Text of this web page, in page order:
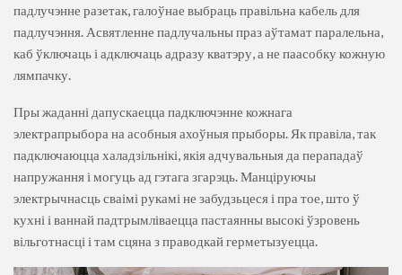
падлучэнне разетак, галоўнае выбраць правільна кабель для
падлучэння. Асвятленне падлучальны праз аўтамат паралельна,
каб ўключаць і адключаць адразу кватэру, а не паасобку кожную
лямпачку.
Пры жаданні дапускаецца падключэнне кожнага
электрапрыбора на асобныя ахоўныя прыборы. Як правіла, так
падключаюцца халадзільнікі, якія адчувальныя да перападаў
напружання і могуць ад гэтага згарэць. Манціруючы
электрычнасць сваімі рукамі не забудзьцеся і пра тое, што ў
кухні і ваннай падтрымліваецца пастаянны высокі ўзровень
вільготнасці і там сцяна з праводкай герметызуецца.